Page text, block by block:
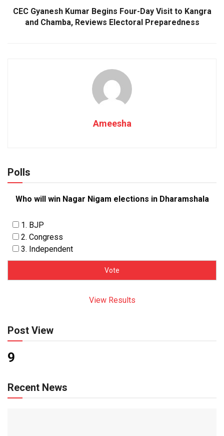
CEC Gyanesh Kumar Begins Four-Day Visit to Kangra
and Chamba, Reviews Electoral Preparedness
Ameesha
Polls
Who will win Nagar Nigam elections in Dharamshala
1. BJP
2. Congress
3. Independent
View Results
Post View
9
Recent News